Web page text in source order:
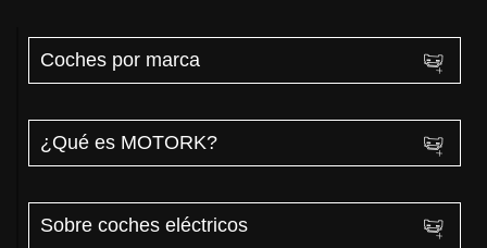
Coches por marca
¿Qué es MOTORK?
Sobre coches eléctricos